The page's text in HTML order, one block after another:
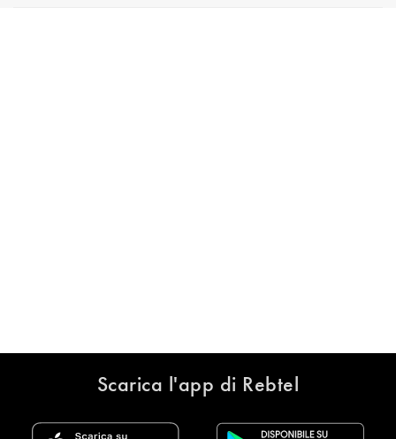
Scarica l'app di Rebtel